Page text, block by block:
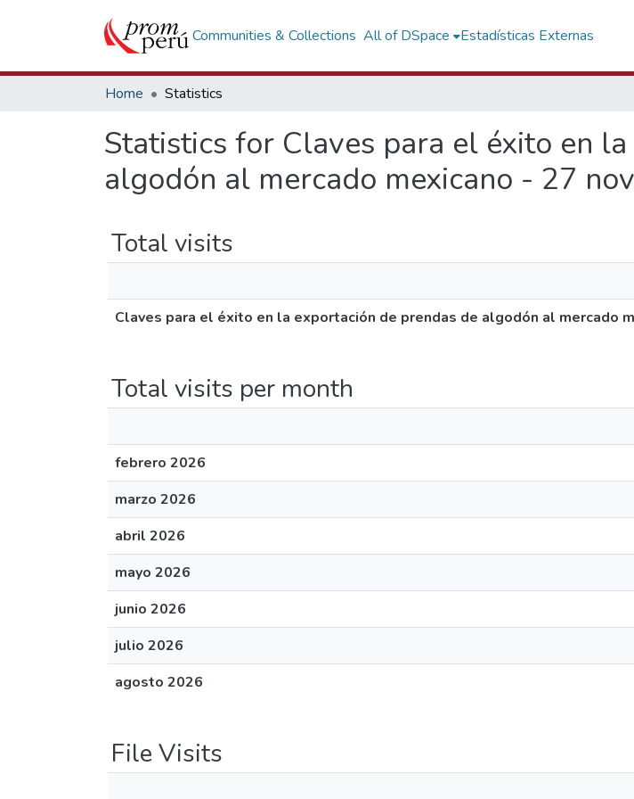
Communities & Collections All of DSpace Estadísticas Externas
Home Statistics
Statistics for Claves para el éxito en
algodón al mercado mexicano - 27
Total visits
Claves para el éxito en la exportación de prendas de algodón al mercado
Total visits per month
febrero 2026
marzo 2026
abril 2026
mayo 2026
junio 2026
julio 2026
agosto 2026
File Visits